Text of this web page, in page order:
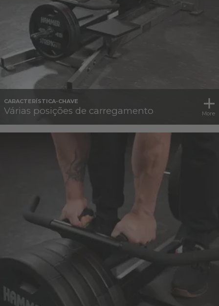
CARACTERÍSTICA-CHAVE
Várias posições de carregamento More